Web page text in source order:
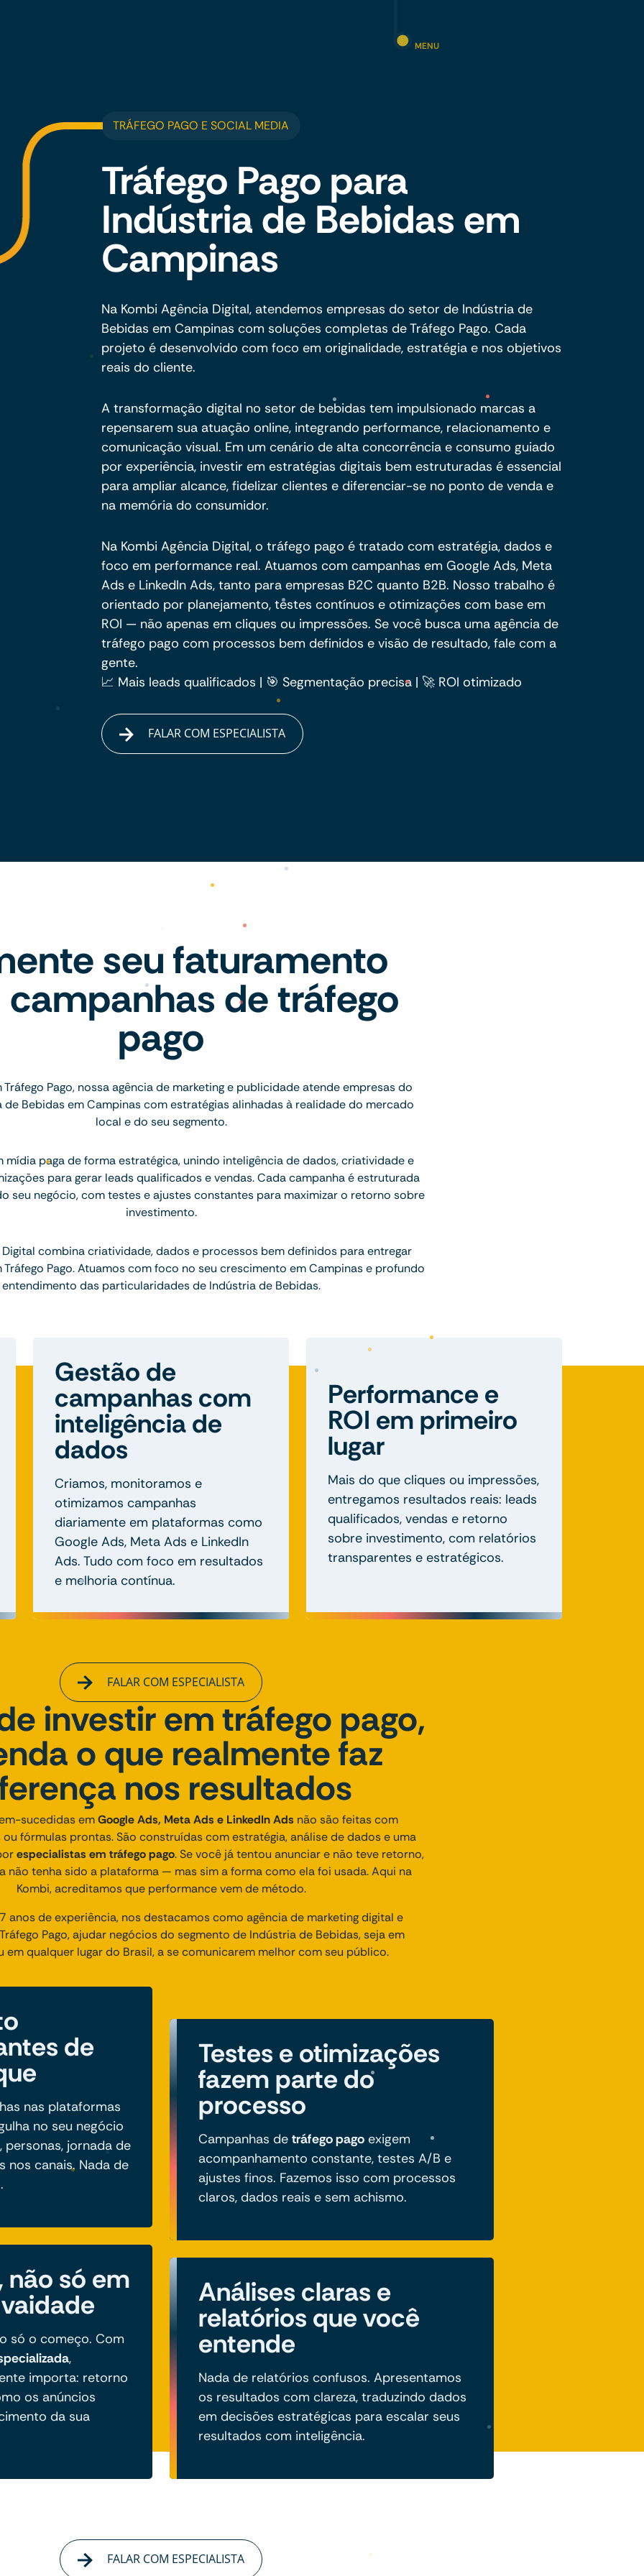
MENU
TRÁFEGO PAGO E SOCIAL MEDIA
Tráfego Pago para
Indústria de Bebidas em
Campinas
Na Kombi Agência Digital, atendemos empresas do setor de Indústria de
Bebidas em Campinas com soluções completas de Tráfego Pago. Cada
projeto é desenvolvido com foco em originalidade, estratégia e nos objetivos
reais do cliente.
A transformação digital no setor de bebidas tem impulsionado marcas a
repensarem sua atuação online, integrando performance, relacionamento e
comunicação visual. Em um cenário de alta concorrência e consumo guiado
por experiência, investir em estratégias digitais bem estruturadas é essencial
para ampliar alcance, fidelizar clientes e diferenciar-se no ponto de venda e
na memória do consumidor.
Na Kombi Agência Digital, o tráfego pago é tratado com estratégia, dados e
foco em performance real. Atuamos com campanhas em Google Ads, Meta
Ads e LinkedIn Ads, tanto para empresas B2C quanto B2B. Nosso trabalho é
orientado por planejamento, testes contínuos e otimizações com base em
ROI — não apenas em cliques ou impressões. Se você busca uma agência de
tráfego pago com processos bem definidos e visão de resultado, fale com a
gente.
📈 Mais leads qualificados | 🎯 Segmentação precisa | 🚀 ROI otimizado
FALAR COM ESPECIALISTA
seu faturamento
de tráfego
pago
Tráfego Pago, nossa agência de marketing e publicidade atende empresas do
Bebidas em Campinas com estratégias alinhadas à realidade do mercado
local e do seu segmento.
mídia paga de forma estratégica, unindo inteligência de dados, criatividade e
para gerar leads qualificados e vendas. Cada campanha é estruturada
seu negócio, com testes e ajustes constantes para maximizar o retorno sobre
investimento.
Digital combina criatividade, dados e processos bem definidos para entregar
Pago. Atuamos com foco no seu crescimento em Campinas e profundo
entendimento das particularidades de Indústria de Bebidas.
Gestão de
campanhas com
inteligência de
dados
Criamos, monitoramos e
otimizamos campanhas
diariamente em plataformas como
Google Ads, Meta Ads e LinkedIn
Ads. Tudo com foco em resultados
e melhoria contínua.
Performance e
ROI em primeiro
lugar
Mais do que cliques ou impressões,
entregamos resultados reais: leads
qualificados, vendas e retorno
sobre investimento, com relatórios
transparentes e estratégicos.
FALAR COM ESPECIALISTA
investir em tráfego pago,
o que realmente faz
nos resultados
sucedidas emGoogle Ads, Meta Ads e LinkedIn Ads não são feitas com
fórmulas prontas. São construídas com estratégia, análise de dados e uma
especialistas em tráfego pago. Se você já tentou anunciar e não teve retorno,
não tenha sido a plataforma — mas sim a forma como ela foi usada. Aqui na
Kombi, acreditamos que performance vem de método.
anos de experiência, nos destacamos como agência de marketing digital e
Pago, ajudar negócios do segmento de Indústria de Bebidas, seja em
em qualquer lugar do Brasil, a se comunicarem melhor com seu público.
de
nas plataformas
no seu negócio
jornada de
nos canais. Nada de
não só em
só o começo. Com
,
importa: retorno
os anúncios
da sua
Testes e otimizações
fazem parte do
processo
Campanhas de tráfego pago exigem
acompanhamento constante, testes A/B e
ajustes finos. Fazemos isso com processos
claros, dados reais e sem achismo.
Análises claras e
relatórios que você
entende
Nada de relatórios confusos. Apresentamos
os resultados com clareza, traduzindo dados
em decisões estratégicas para escalar seus
resultados com inteligência.
FALAR COM ESPECIALISTA